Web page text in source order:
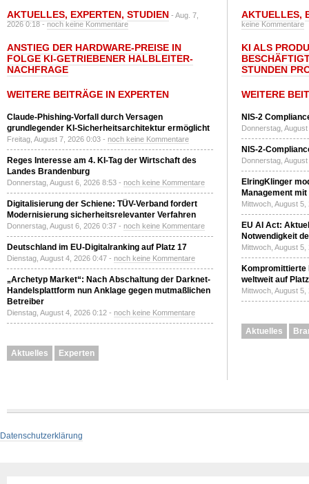
AKTUELLES, EXPERTEN, STUDIEN - Aug. 7,
2026 0:18 -noch keine Kommentare
ANSTIEG DER HARDWARE-PREISE IN
FOLGE KI-GETRIEBENER HALBLEITER-
NACHFRAGE
WEITERE BEITRÄGE IN EXPERTEN
Claude-Phishing-Vorfall durch Versagen
grundlegender KI-Sicherheitsarchitektur ermöglicht
Freitag, August 7, 2026 0:03 - noch keine Kommentare
Reges Interesse am 4. KI-Tag der Wirtschaft des
Landes Brandenburg
Donnerstag, August 6, 2026 8:53 - noch keine Kommentare
Digitalisierung der Schiene: TÜV-Verband fordert
Modernisierung sicherheitsrelevanter Verfahren
Donnerstag, August 6, 2026 0:37 - noch keine Kommentare
Deutschland im EU-Digitalranking auf Platz 17
Dienstag, August 4, 2026 0:47 - noch keine Kommentare
„Archetyp Market“: Nach Abschaltung der Darknet-
Handelsplattform nun Anklage gegen mutmaßlichen
Betreiber
Dienstag, August 4, 2026 0:12 - noch keine Kommentare
Aktuelles Experten
AKTUELLES,
keine Kommentare
KI ALS
STUNDEN
WEITERE
NIS-2
Donnerstag,
NIS-2-
Donnerstag,
ElringKlinger
Management
Mittwoch, August
EU AI Act:
Notwendigkeit
Mittwoch, August
Kompromittierte
weltweit auf
Mittwoch, August
Aktuelles
Datenschutzerklärung